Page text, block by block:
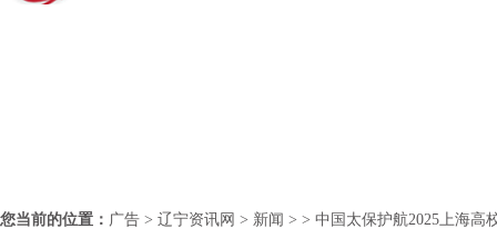
您当前的位置： 广告 > 辽宁资讯网 > 新闻 > > 中国太保护航2025上海高